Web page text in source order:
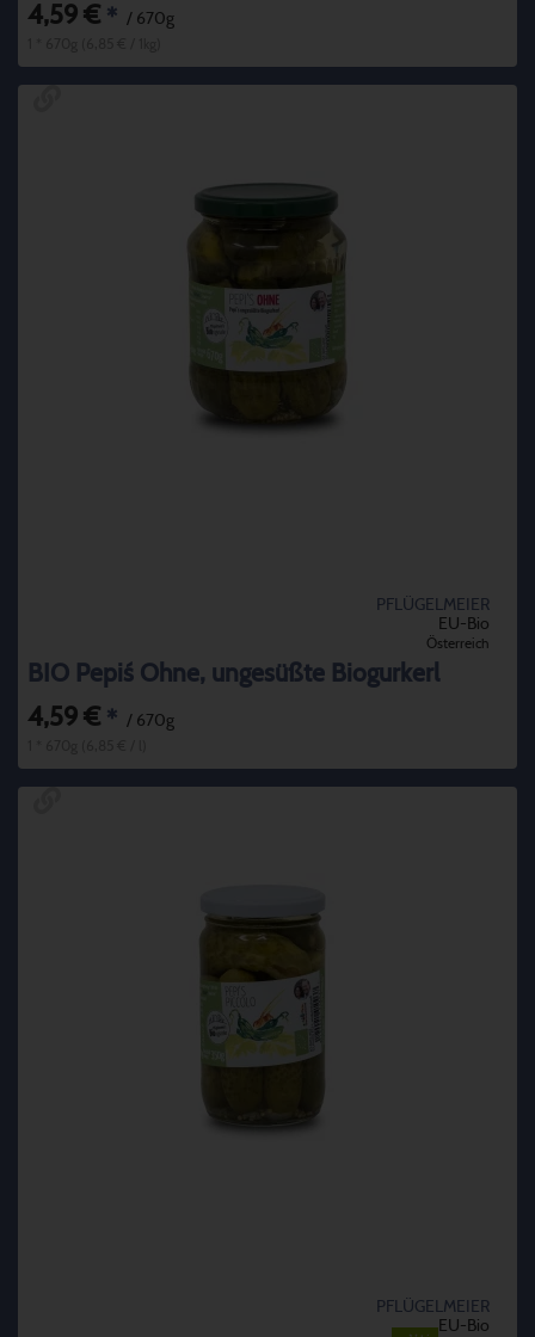
4,59 € * / 670g
PFLÜGELMEIER
EU-Bio
Österreich
BIO Pepi´s Ohne, ungesüßte Biogurkerl
4,59 € * / 670g
PFLÜGELMEIER
EU-Bio